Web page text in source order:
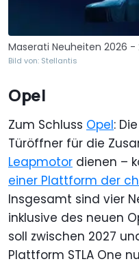
Maserati Neuheiten 2026 -
Bild von: Stellantis
Opel
Zum Schluss Opel:
Türöffner für die
Leapmotor dienen –
einer Plattform der
Insgesamt sind vier
inklusive des neuen
soll zwischen 2027
Plattform STLA One